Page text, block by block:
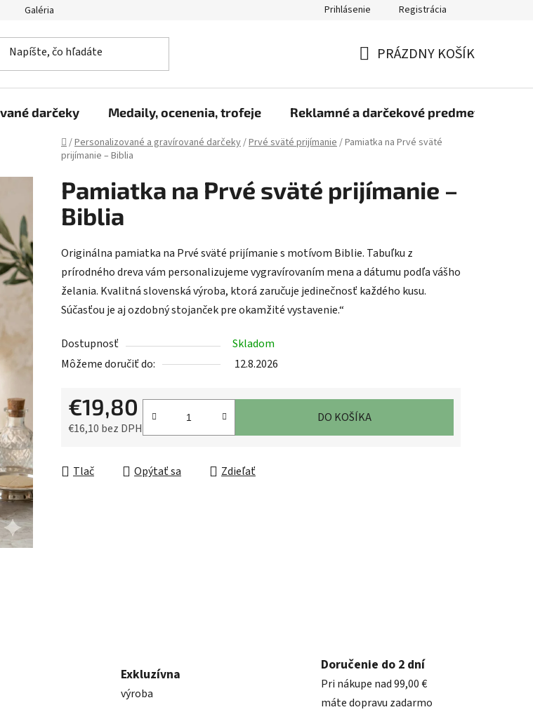
Galéria Formulár na odstúpenie od zmluvy O nás
Prihlásenie Registrácia
KOŠÍK
PRÁZDNY KOŠÍK
darčeky Medaily, ocenenia, trofeje Reklamné a darčekové predmety
Domov
/Personalizované a gravírované darčeky/Prvé sväté prijímanie/Pamiatka na Prvé sväté
prijímanie – Biblia
Pamiatka na Prvé sväté prijímanie –
Biblia
Originálna pamiatka na Prvé sväté prijímanie s motívom Biblie. Tabuľku z
prírodného dreva vám personalizujeme vygravírovaním mena a dátumu podľa vášho
želania. Kvalitná slovenská výroba, ktorá zaručuje jedinečnosť každého kusu.
Súčasťou je aj ozdobný stojanček pre okamžité vystavenie.“
Dostupnosť
Skladom
Môžeme doručiť do:
12.8.2026
€19,80
€16,10 bez DPH
DO KOŠÍKA
Tlač Opýtať sa Zdieľať
Exkluzívna
výroba
Doručenie do 2 dní
Pri nákupe nad 99,00 €
máte dopravu zadarmo